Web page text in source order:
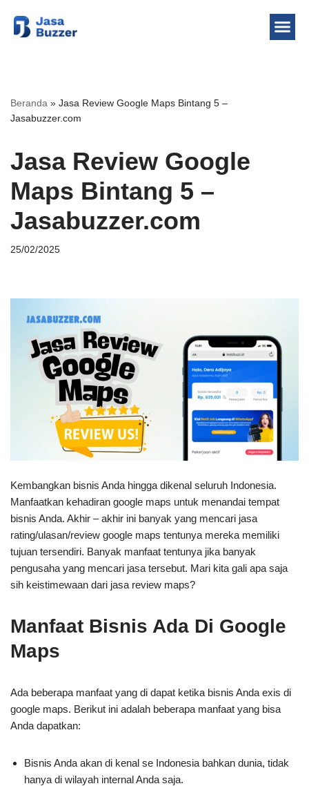
Lompat
Beranda » Jasa Review Google Maps Bintang 5 –
Jasabuzzer.com
Jasa Review Google
Maps Bintang 5 –
Jasabuzzer.com
25/02/2025
Kembangkan bisnis Anda hingga dikenal seluruh Indonesia.
Manfaatkan kehadiran google maps untuk menandai tempat
bisnis Anda. Akhir – akhir ini banyak yang mencari jasa
rating/ulasan/review google maps tentunya mereka memiliki
tujuan tersendiri. Banyak manfaat tentunya jika banyak
pengusaha yang mencari jasa tersebut. Mari kita gali apa saja
sih keistimewaan dari jasa review maps?
Manfaat Bisnis Ada Di Google
Maps
Ada beberapa manfaat yang di dapat ketika bisnis Anda exis di
google maps. Berikut ini adalah beberapa manfaat yang bisa
Anda dapatkan:
Bisnis Anda akan di kenal se Indonesia bahkan dunia, tidak
hanya di wilayah internal Anda saja.